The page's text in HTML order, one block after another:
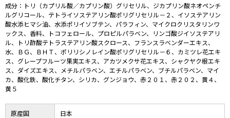
成分：トリ（カプリル酸／カプリン酸）グリセリル、ジカプリン酸ネオペンチ
ルグリコール、テトライソステアリン酸ポリグリセリル－２、イソステアリン
酸水添ヒマシ油、水添ポリイソブテン、パラフィン、マイクロクリスタリンワ
ックス、香料、トコフェロール、プロピルパラベン、リンゴ酸ジイソステアリ
ル、トリ酢酸テトラステアリン酸スクロース、フランスラベンダーエキス、
水、ＢＧ、ＢＨＴ、ポリリシノレイン酸ポリグリセリル－６、カミツレ花エキ
ス、グレープフルーツ果実エキス、アカツメクサ花エキス、シャクヤク根エキ
ス、ダイズエキス、メチルパラベン、エチルパラベン、ブチルパラベン、マイ
カ、酸化鉄、酸化チタン、シリカ、グンジョウ、赤２０１、赤２０２、黄４、
黄５
原産国 日本